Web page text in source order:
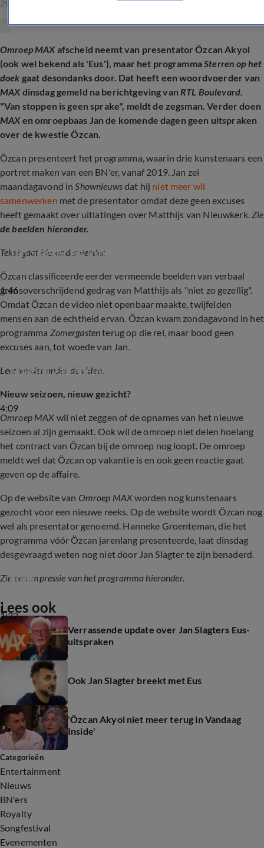
29 juli 2025, 20:49
Omroep MAXafscheid neemt van presentator Özcan Akyol
(ook wel bekend als 'Eus'), maar het programmaSterren op het
doek gaat desondanks door. Dat heeft een woordvoerder van
MAXdinsdag gemeld na berichtgeving van RTL Boulevard.
"Van stoppen is geen sprake", meldt de zegsman. Verder doen
MAXen omroepbaas Jan de komende dagen geen uitspraken
over de kwestie Özcan.
Özcan presenteert het programma, waarin drie kunstenaars een
portret maken van een BN'er, vanaf 2019. Jan zei
maandagavond inShownieuwsdat hij niet meer wil
samenwerken met de presentator omdat deze geen excuses
heeft gemaakt over uitlatingen over Matthijs van Nieuwkerk.Zie
de beelden hieronder.
Tekst gaat hieronder verder.
1:46
Jan Slagter en Johan Derksen woedend op Eus
Özcan classificeerde eerder vermeende beelden van verbaal
grensoverschrijdend gedrag van Matthijs als "niet zo gezellig".
Omdat Özcan de video niet openbaar maakte, twijfelden
mensen aan de echtheid ervan. Özcan kwam zondagavond in het
programma Zomergastenterug op die rel, maar bood geen
excuses aan, tot woede van Jan.
Lees verder onder de video.
4:09
Eus wordt geconfronteerd met vragen over
Mathijs van Nieuwkerk
Nieuw seizoen, nieuw gezicht?
Omroep MAX wil niet zeggen of de opnames van het nieuwe
seizoen al zijn gemaakt. Ook wil de omroep niet delen hoelang
het contract van Özcan bij de omroep nog loopt. De omroep
meldt wel dat Özcan op vakantie is en ook geen reactie gaat
geven op de affaire.
Op de website van Omroep MAXworden nog kunstenaars
gezocht voor een nieuwe reeks. Op de website wordt Özcan nog
wel als presentator genoemd. Hanneke Groenteman, die het
programma vóór Özcan jarenlang presenteerde, laat dinsdag
desgevraagd weten nog niet door Jan Slagter te zijn benaderd.
Zie een impressie van het programma hieronder.
1:22
Anita Meyer openhartig in Sterren op het
doek
Lees ook
Verrassende update over Jan Slagters Eus-
uitspraken
Ook Jan Slagter breekt met Eus
'Özcan Akyol niet meer terug in Vandaag
Inside'
Categorieën
Entertainment
Nieuws
BN'ers
Royalty
Songfestival
Evenementen